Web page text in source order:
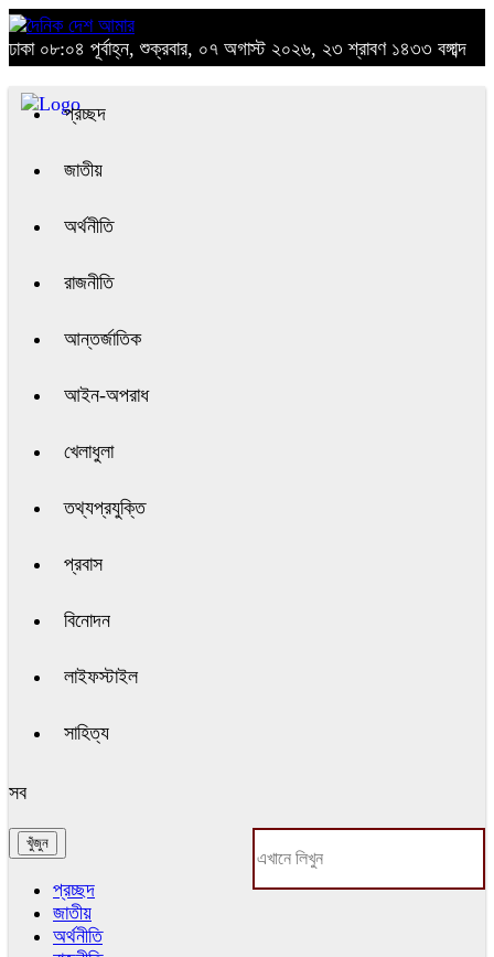
ঢাকা ০৮:০৪ পূর্বাহ্ন, শুক্রবার, ০৭ অগাস্ট ২০২৬, ২৩ শ্রাবণ ১৪৩৩ বঙ্গাব্দ
প্রচ্ছদ
জাতীয়
অর্থনীতি
রাজনীতি
আন্তর্জাতিক
আইন-অপরাধ
খেলাধুলা
তথ্যপ্রযুক্তি
প্রবাস
বিনোদন
লাইফস্টাইল
সাহিত্য
সব
প্রচ্ছদ
জাতীয়
অর্থনীতি